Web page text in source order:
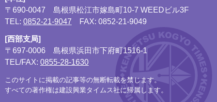
〒690-0047
島根県松江市嫁島町10-7 WEEDビル3F
TEL: 0852-21-9047 FAX: 0852-21-9049
[西部支局]
〒697-0006
島根県浜田市下府町1516-1
TEL/FAX: 0855-28-1630
このサイトに掲載の記事等の無断転載を禁じます。
すべての著作権は建設興業タイムス社に帰属します。